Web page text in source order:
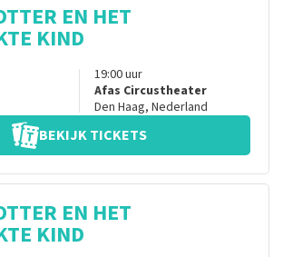
EN HET
KIND
19:00uur
Afas Circustheater
Den Haag, Nederland
BEKIJK TICKETS
EN HET
KIND